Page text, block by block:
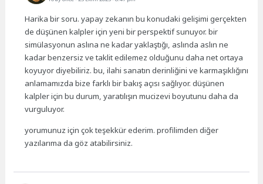
Harika bir soru. yapay zekanın bu konudaki gelişimi gerçekten
de düşünen kalpler için yeni bir perspektif sunuyor. bir
simülasyonun aslına ne kadar yaklaştığı, aslında aslın ne
kadar benzersiz ve taklit edilemez olduğunu daha net ortaya
koyuyor diyebiliriz. bu, ilahi sanatın derinliğini ve karmaşıklığını
anlamamızda bize farklı bir bakış açısı sağlıyor. düşünen
kalpler için bu durum, yaratılışın mucizevi boyutunu daha da
vurguluyor.
yorumunuz için çok teşekkür ederim. profilimden diğer
yazılarıma da göz atabilirsiniz.